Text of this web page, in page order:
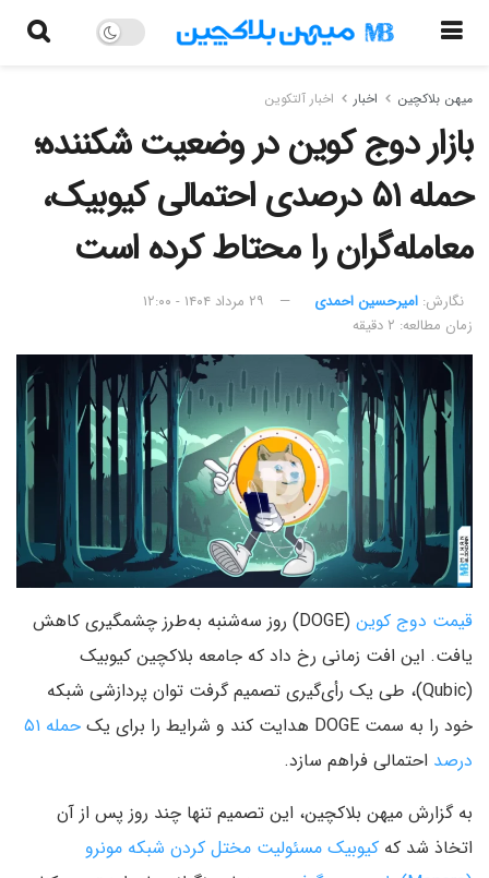
میهن بلاکچین اخبار اخبار آلتکوین
بازار دوج کوین در وضعیت شکننده؛
حمله ۵۱ درصدی احتمالی کیوبیک،
معامله‌گران را محتاط‌ کرده است
نگارش:‌ امیرحسین احمدی
۲۹ مرداد ۱۴۰۴ - ۱۲:۰۰
زمان مطالعه: ۲ دقیقه
قیمت دوج کوین
(DOGE) روز سه‌شنبه به‌طرز چشمگیری کاهش
یافت. این افت زمانی رخ داد که جامعه بلاکچین کیوبیک
(Qubic)، طی یک رأی‌گیری تصمیم گرفت توان پردازشی شبکه
خود را به سمت DOGE هدایت کند و شرایط را برای یک
حمله ۵۱
درصد احتمالی فراهم سازد.
به گزارش میهن بلاکچین، این تصمیم تنها چند روز پس از آن
اتخاذ شد که کیوبیک مسئولیت مختل کردن شبکه مونرو